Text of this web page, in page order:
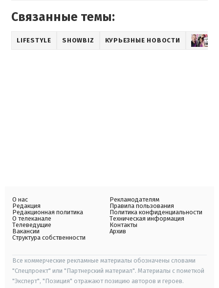
Связанные темы:
LIFESTYLE SHOWBIZ КУРЬЕЗНЫЕ НОВОСТИ
О нас
Редакция
Редакционная политика
О телеканале
Телеведущие
Вакансии
Структура собственности
Рекламодателям
Правила пользования
Политика конфиденциальности
Техническая информация
Контакты
Архив
Все коммерческие рекламные материалы обозначены словами
"Спецпроект" или "Партнерский материал". Материалы с пометкой
"Эксперт", "Позиция" отражают позицию авторов и героев.